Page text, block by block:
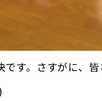
です。さすがに、